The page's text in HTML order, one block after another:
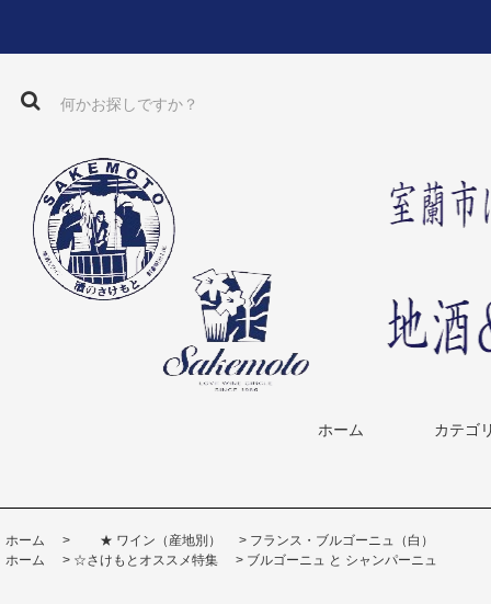
ホーム カテゴ
ホーム > ★ ワイン（産地別） > フランス・ブルゴーニュ（白）
ホーム
> ☆さけもとオススメ特集 > ブルゴーニュ と シャンパーニュ